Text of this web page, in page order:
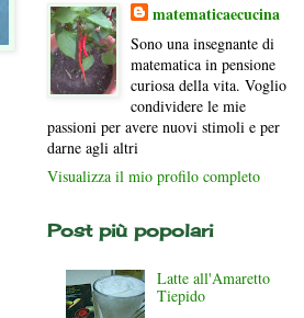
matematicaecucina
Sono una insegnante di
matematica in pensione
curiosa della vita. Voglio
condividere le mie
passioni per avere nuovi stimoli e per
darne agli altri
Visualizza il mio profilo completo
Post più popolari
Latte all'Amaretto
Tiepido